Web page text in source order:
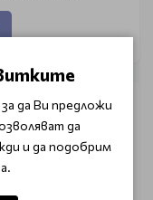
да Ви предложи
да
и да подобрим